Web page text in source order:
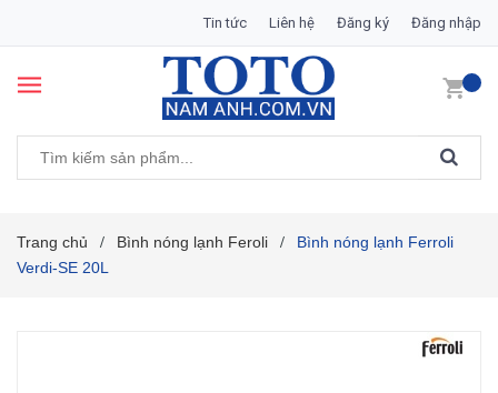
Tin tức Liên hệ Đăng ký Đăng nhập
Trang chủ / Bình nóng lạnh Feroli /
Bình nóng lạnh Ferroli
Verdi-SE 20L